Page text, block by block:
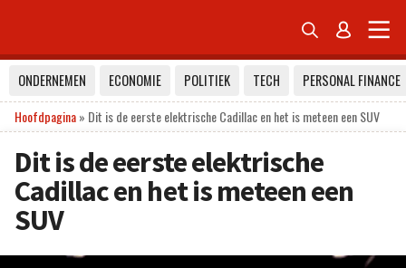
 
ONDERNEMEN ECONOMIE POLITIEK TECH
PERSONAL FINANCE
Hoofdpagina» Dit is de eerste elektrische Cadillac en het is meteen een SUV
Dit is de eerste elektrische
Cadillac en het is meteen een
SUV